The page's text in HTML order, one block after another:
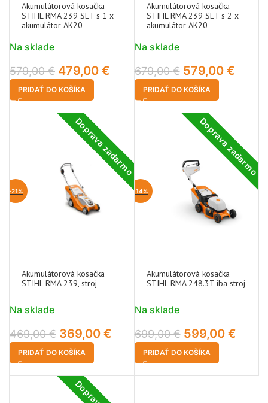
Akumulátorová kosačka
STIHL RMA 239 SET s 1 x
akumulátor AK20
Na sklade
579,00€ 479,00 €
PRIDAŤ DO KOŠÍKA
Akumulátorová kosačka
STIHL RMA 239 SET s 2 x
akumulátor AK20
Na sklade
679,00€ 579,00 €
PRIDAŤ DO KOŠÍKA
Doprava zadarmo
-21%
Akumulátorová kosačka
STIHL RMA 239, stroj
Na sklade
469,00€ 369,00 €
PRIDAŤ DO KOŠÍKA
Doprava zadarmo
-14%
Akumulátorová kosačka
STIHL RMA 248.3T iba stroj
Na sklade
699,00€ 599,00 €
PRIDAŤ DO KOŠÍKA